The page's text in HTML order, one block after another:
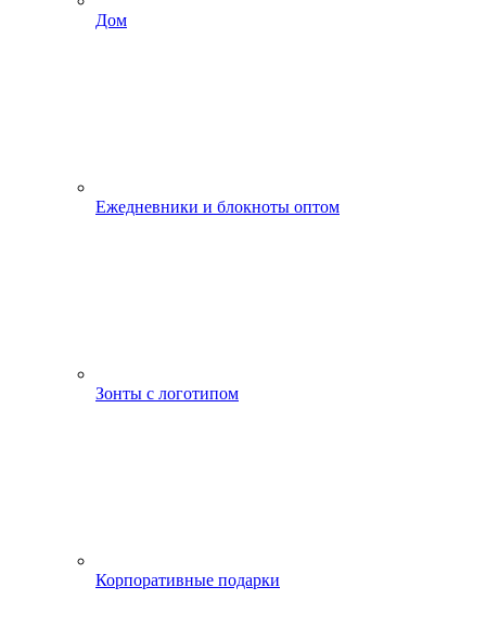
Дом
Ежедневники и блокноты оптом
Зонты с логотипом
Корпоративные подарки